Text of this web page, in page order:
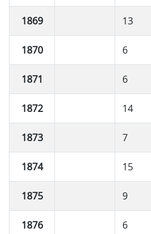
1869 13
1870 6
1871 6
1872 14
1873 7
1874 15
1875 9
1876 6